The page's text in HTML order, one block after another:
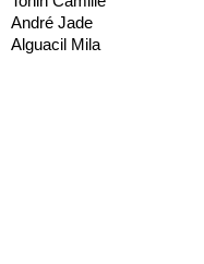
André Jade
Alguacil Mila